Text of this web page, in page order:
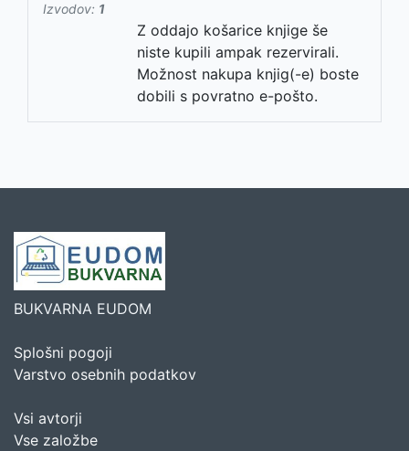
Izvodov: 1
Z oddajo košarice knjige še
niste kupili ampak rezervirali.
Možnost nakupa knjig(-e) boste
dobili s povratno e-pošto.
BUKVARNA EUDOM
Splošni pogoji
Varstvo osebnih podatkov
Vsi avtorji
Vse založbe